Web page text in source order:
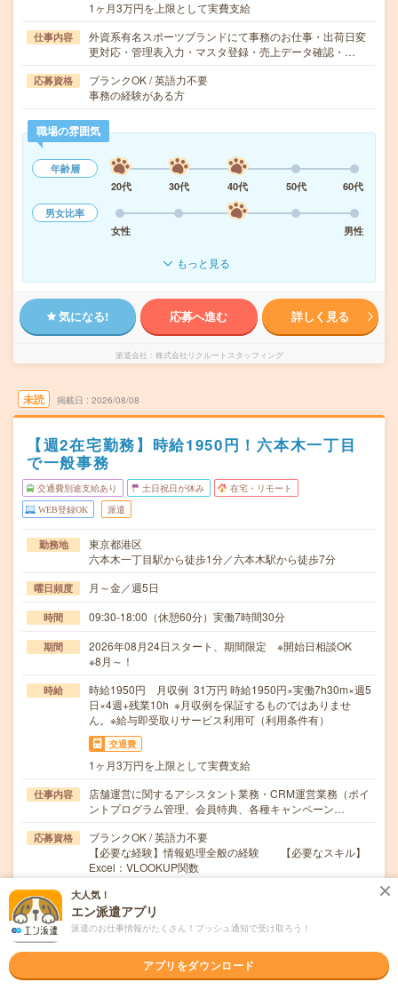
1ヶ月3万円を上限として実費支給
仕事内容
外資系有名スポーツブランドにて事務のお仕事・出荷日変
更対応・管理表入力・マスタ登録・売上データ確認・…
応募資格
ブランクOK / 英語力不要
事務の経験がある方
職場の雰囲気
年齢層
20代
30代 40代 50代
60代
男女比率
女性
男性
もっと見る
気になる! 応募へ進む 詳しく見る
派遣会社 株式会社リクルートスタッフィング
未読 掲載日 2026/08/08
【週2在宅勤務】時給1950円！六本木一丁目
で一般事務
交通費別途支給あり 土日祝日が休み 在宅・リモート
WEB登録OK 派遣
勤務地
東京都港区
六本木一丁目駅から徒歩1分／六本木駅から徒歩7分
曜日頻度 月～金／週5日
時間 09:30-18:00（休憩60分）実働7時間30分
期間
2026年08月24日スタート、期間限定 ※開始日相談OK
※8月～！
時給
時給1950円 月収例 31万円 時給1950円×実働7h30m×週5
日×4週+残業10h ※月収例を保証するものではありませ
ん。※給与即受取りサービス利用可（利用条件有）
交通費
1ヶ月3万円を上限として実費支給
仕事内容
店舗運営に関するアシスタント業務・CRM運営業務（ポイ
ントプログラム管理、会員特典、各種キャンペーン…
応募資格
ブランクOK / 英語力不要
【必要な経験】情報処理全般の経験 【必要なスキル】
Excel：VLOOKUP関数
職場の雰囲気
職場の様子
活気がある
大人気！
エン派遣アプリ
派遣のお仕事情報がたくさん！プッシュ通知で受け取ろう！
アプリをダウンロード